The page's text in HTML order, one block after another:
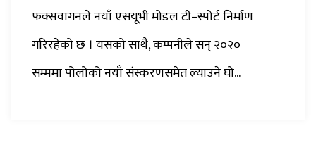
फक्सवागनले नयाँ एसयूभी मोडल टी–स्पोर्ट निर्माण
गरिरहेको छ । यसको साथै, कम्पनीले सन् २०२०
सम्ममा पोलोको नयाँ संस्करणसमेत ल्याउने घो...